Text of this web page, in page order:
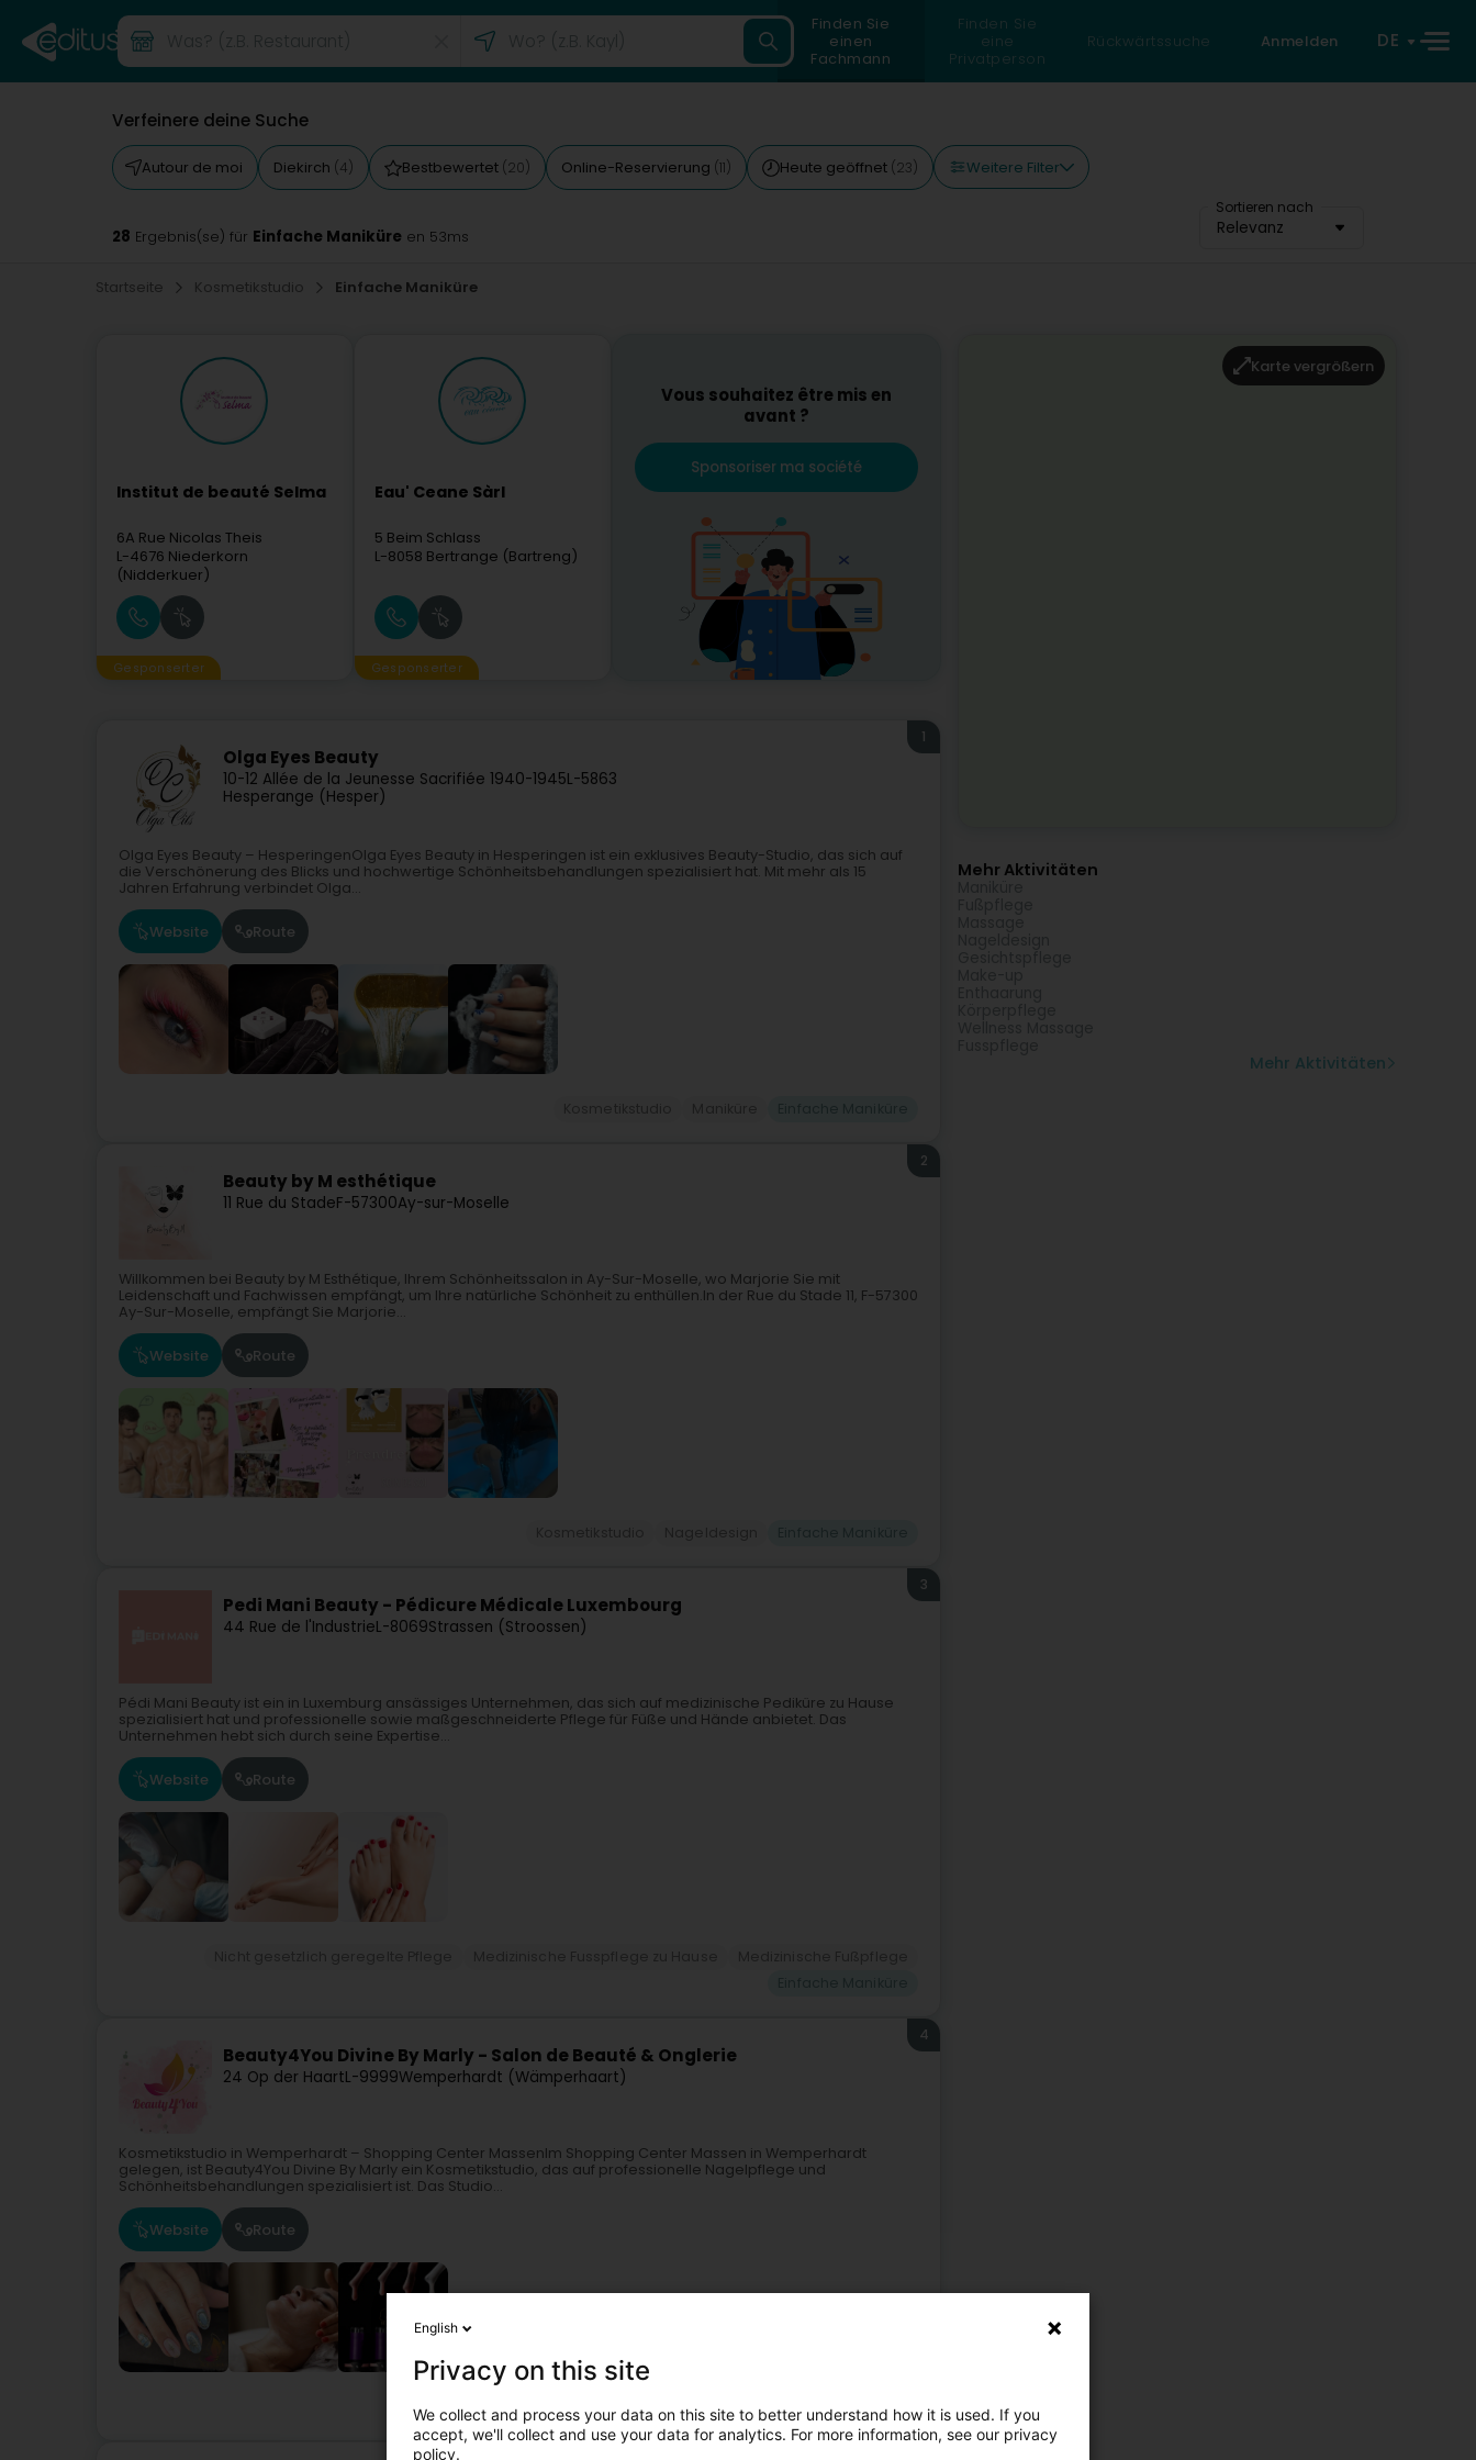
Finden Sie
einen
Fachmann
Finden Sie
eine
Privatperson
Rückwärtssuche Anmelden DE
Verfeinere deine Suche
Autour de moi Diekirch (4) Bestbewertet (20) Online-Reservierung (11) Heute geöffnet (23) Weitere Filter
Sortieren nach
Relevanz
28 Ergebnis(se) für Einfache Maniküre en 53ms
Startseite Kosmetikstudio Einfache Maniküre
Institut de beauté Selma
6A Rue Nicolas Theis
L-4676 Niederkorn
(Nidderkuer)
Gesponserter
Eau' Ceane Sàrl
5 Beim Schlass
L-8058 Bertrange (Bartreng)
Gesponserter
Vous souhaitez être mis en
avant ?
Sponsoriser ma société
Olga Eyes Beauty
10-12 Allée de la Jeunesse Sacrifiée 1940-1945L-5863
Hesperange (Hesper)
1
Olga Eyes Beauty – HesperingenOlga Eyes Beauty in Hesperingen ist ein exklusives Beauty-Studio, das sich auf
die Verschönerung des Blicks und hochwertige Schönheitsbehandlungen spezialisiert hat. Mit mehr als 15
Jahren Erfahrung verbindet Olga...
Website Route
Beauty by M esthétique
11 Rue du StadeF-57300Ay-sur-Moselle
2
Willkommen bei Beauty by M Esthétique, Ihrem Schönheitssalon in Ay-Sur-Moselle, wo Marjorie Sie mit
Leidenschaft und Fachwissen empfängt, um Ihre natürliche Schönheit zu enthüllen.In der Rue du Stade 11, F-57300
Ay-Sur-Moselle, empfängt Sie Marjorie...
Website Route
Pedi Mani Beauty - Pédicure Médicale Luxembourg
44 Rue de l'IndustrieL-8069Strassen (Stroossen)
3
Pédi Mani Beauty ist ein in Luxemburg ansässiges Unternehmen, das sich auf medizinische Pediküre zu Hause
spezialisiert hat und professionelle sowie maßgeschneiderte Pflege für Füße und Hände anbietet. Das
Unternehmen hebt sich durch seine Expertise...
Website Route
Beauty4You Divine By Marly - Salon de Beauté & Onglerie
24 Op der HaartL-9999Wemperhardt (Wämperhaart)
4
Kosmetikstudio in Wemperhardt – Shopping Center MassenIm Shopping Center Massen in Wemperhardt
gelegen, ist Beauty4You Divine By Marly ein Kosmetikstudio, das auf professionelle Nagelpflege und
Schönheitsbehandlungen spezialisiert ist. Das Studio...
Website Route
Kosmetikstudio Nagelbar Einfache Maniküre
Karte vergrößern
Mehr Aktivitäten
Mehr Aktivitäten
English
Privacy on this site
We collect and process your data on this site to better understand how it is used. If you
accept, we'll collect and use your data for analytics. For more information, see our privacy
policy.